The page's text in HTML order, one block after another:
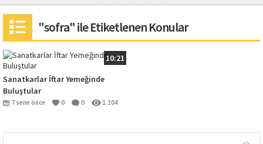
"sofra" ile Etiketlenen Konular
10:21
Sanatkarlar İftar Yemeğinde
Buluştular
7 sene önce 0 0 1.104